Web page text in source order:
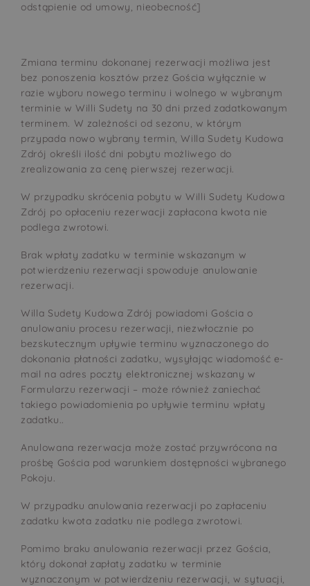
odstąpienie od umowy, nieobecność]
Zmiana terminu dokonanej rezerwacji możliwa jest
bez ponoszenia kosztów przez Gościa wyłącznie w
razie wyboru nowego terminu i wolnego w wybranym
terminie w Willi Sudety na 30 dni przed zadatkowanym
terminem. W zależności od sezonu, w którym
przypada nowo wybrany termin, Willa Sudety Kudowa
Zdrój określi ilość dni pobytu możliwego do
zrealizowania za cenę pierwszej rezerwacji.
W przypadku skrócenia pobytu w Willi Sudety Kudowa
Zdrój po opłaceniu rezerwacji zapłacona kwota nie
podlega zwrotowi.
Brak wpłaty zadatku w terminie wskazanym w
potwierdzeniu rezerwacji spowoduje anulowanie
rezerwacji.
Willa Sudety Kudowa Zdrój powiadomi Gościa o
anulowaniu procesu rezerwacji, niezwłocznie po
bezskutecznym upływie terminu wyznaczonego do
dokonania płatności zadatku, wysyłając wiadomość e-
mail na adres poczty elektronicznej wskazany w
Formularzu rezerwacji – może również zaniechać
takiego powiadomienia po upływie terminu wpłaty
zadatku..
Anulowana rezerwacja może zostać przywrócona na
prośbę Gościa pod warunkiem dostępności wybranego
Pokoju.
W przypadku anulowania rezerwacji po zapłaceniu
zadatku kwota zadatku nie podlega zwrotowi.
Pomimo braku anulowania rezerwacji przez Gościa,
który dokonał zapłaty zadatku w terminie
wyznaczonym w potwierdzeniu rezerwacji, w sytuacji,